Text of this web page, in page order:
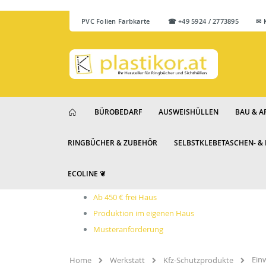
PVC Folien Farbkarte ☎ +49 5924 / 2773895 ✉
BÜROBEDARF AUSWEISHÜLLEN BAU &
RINGBÜCHER & ZUBEHÖR SELBSTKLEBETASCHEN- &
ECOLINE ❦
Ab 450 € frei Haus
Produktion im eigenen Haus
Musteranforderung
Home Werkstatt Kfz-Schutzprodukte